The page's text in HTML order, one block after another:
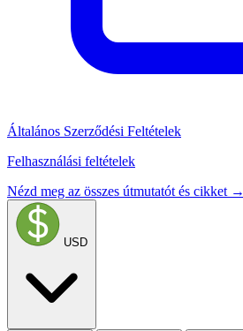
Általános Szerződési Feltételek
Felhasználási feltételek
Nézd meg az összes útmutatót és cikket →
USD